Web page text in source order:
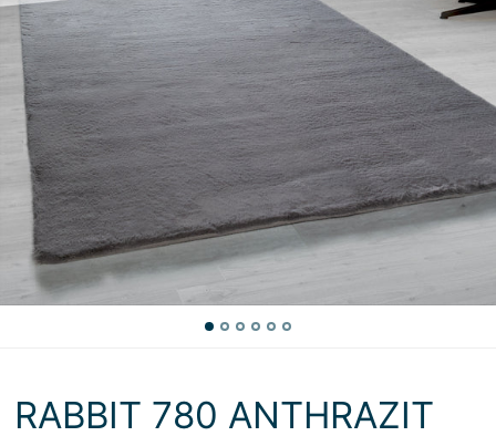
RABBIT 780 ANTHRAZIT